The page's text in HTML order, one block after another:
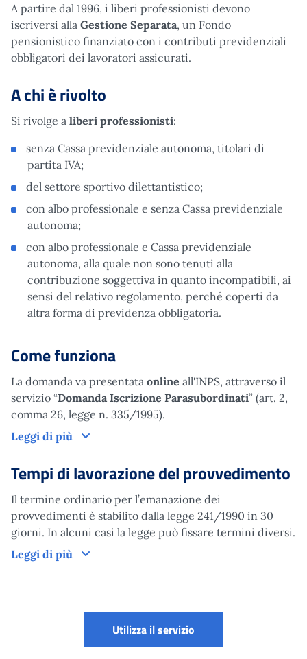
A partire dal 1996, i liberi professionisti devono
iscriversi alla Gestione Separata, un Fondo
pensionistico finanziato con i contributi previdenziali
obbligatori dei lavoratori assicurati.
A chi è rivolto
Si rivolge a liberi professionisti:
senza Cassa previdenziale autonoma, titolari di
partita IVA;
del settore sportivo dilettantistico;
con albo professionale e senza Cassa previdenziale
autonoma;
con albo professionale e Cassa previdenziale
autonoma, alla quale non sono tenuti alla
contribuzione soggettiva in quanto incompatibili, ai
sensi del relativo regolamento, perché coperti da
altra forma di previdenza obbligatoria.
Come funziona
La domanda va presentata online all'INPS, attraverso il
servizio “Domanda Iscrizione Parasubordinati” (art. 2,
comma 26, legge n. 335/1995).
Leggi di più
Come funziona
Tempi di lavorazione del provvedimento
Il termine ordinario per l’emanazione dei
provvedimenti è stabilito dalla legge 241/1990 in 30
giorni. In alcuni casi la legge può fissare termini diversi.
Leggi di più
Tempi di lavorazione del provvedimento
Utilizza il servizio